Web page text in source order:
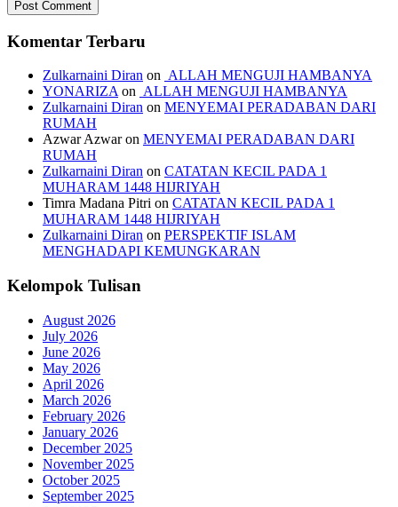
Komentar Terbaru
Zulkarnaini Diran on ALLAH MENGUJI HAMBANYA
YONARIZAon ALLAH MENGUJI HAMBANYA
Zulkarnaini Diran on MENYEMAI PERADABAN DARI
RUMAH
Azwar Azwaron MENYEMAI PERADABAN DARI
RUMAH
Zulkarnaini Diran on CATATAN KECIL PADA 1
MUHARAM 1448 HIJRIYAH
Timra Madana Pitri on CATATAN KECIL PADA 1
MUHARAM 1448 HIJRIYAH
Zulkarnaini Diran on PERSPEKTIF ISLAM
MENGHADAPI KEMUNGKARAN
Kelompok Tulisan
August 2026
July 2026
June 2026
May 2026
April 2026
March 2026
February 2026
January 2026
December 2025
November 2025
October 2025
September 2025